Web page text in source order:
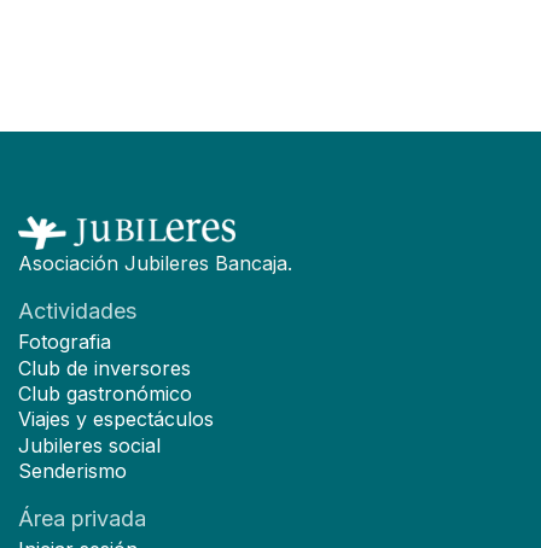
Asociación Jubileres Bancaja.
Actividades
Fotografia
Club de inversores
Club gastronómico
Viajes y espectáculos
Jubileres social
Senderismo
Área privada